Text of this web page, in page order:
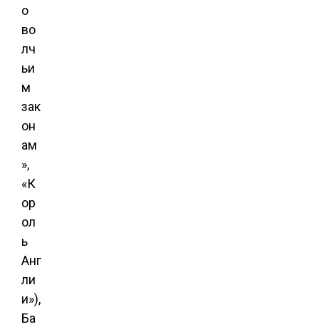
о
во
лч
ьи
м
зак
он
ам
»,
«К
ор
ол
ь
Анг
ли
и»),
Ба